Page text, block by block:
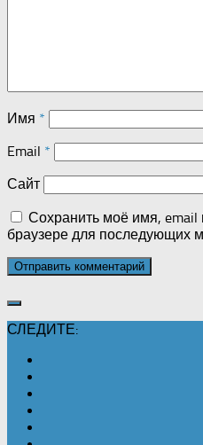
Имя *
Email *
Сайт
Сохранить моё имя, email
браузере для последующих
СЛЕДИТЕ: